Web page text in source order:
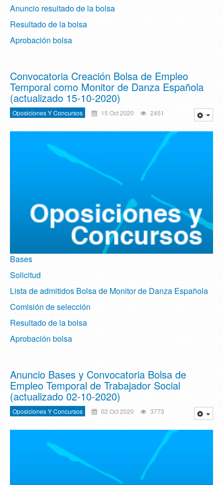
Anuncio resultado de la bolsa
Resultado de la bolsa
Aprobación bolsa
Convocatoria Creación Bolsa de Empleo
Temporal como Monitor de Danza Española
(actualizado 15-10-2020)
Oposiciones Y Concursos 15 Oct 2020 2451
Bases
Solicitud
Lista de admitidos Bolsa de Monitor de Danza Española
Comisión de selección
Resultado de la bolsa
Aprobación bolsa
Anuncio Bases y Convocatoria Bolsa de
Empleo Temporal de Trabajador Social
(actualizado 02-10-2020)
Oposiciones Y Concursos 02 Oct 2020 3773